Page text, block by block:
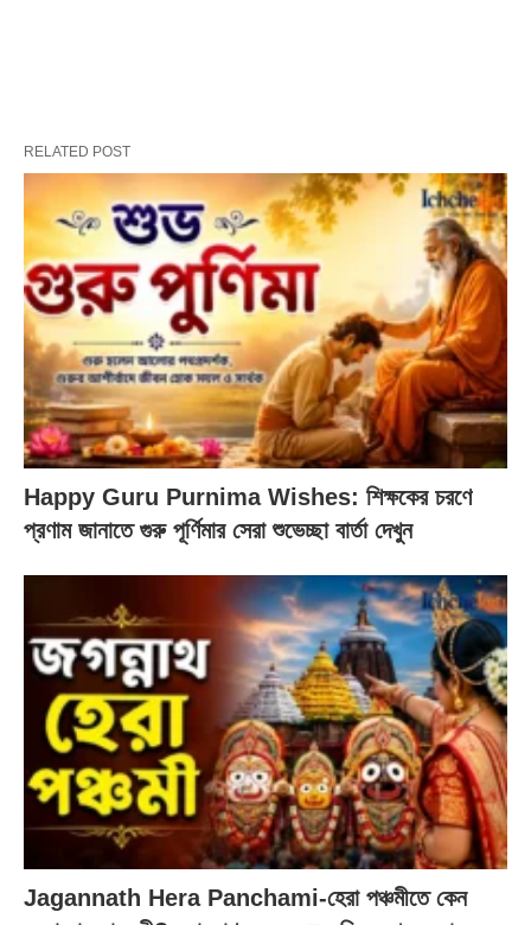
RELATED POST
Happy Guru Purnima Wishes: শিক্ষকের চরণে
প্রণাম জানাতে গুরু পূর্ণিমার সেরা শুভেচ্ছা বার্তা দেখুন
Jagannath Hera Panchami-হেরা পঞ্চমীতে কেন